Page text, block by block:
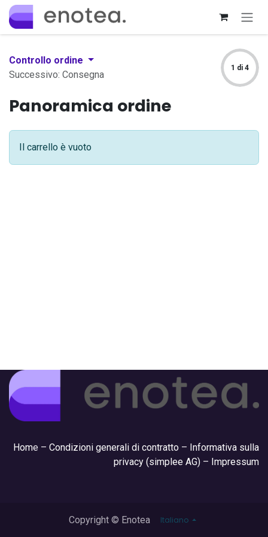
Passa al contenuto
Controllo ordine
Successivo: Consegna
1 di 4
Panoramica ordine
Il carrello è vuoto
Home – Condizioni generali di contratto – Informativa sulla
privacy (simplee AG) – Impressum
Copyright © Enotea Italiano